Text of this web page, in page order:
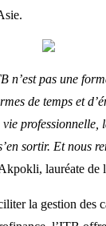
n’est pas une
de temps et
professionnelle,
sortir. Et nous
lauréate de
la gestion des